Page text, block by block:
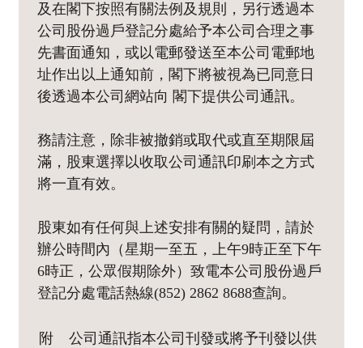
及在閣下按照有關法例及規則，另行透過本
公司股份過戶登記分處給予本公司合理之事
先書面通知，或以電郵發送至本公司電郵地
址作出以上通知前，閣下將被視為已同意日
後透過本公司網站向 閣下提供公司通訊。
務請注意，除非被撤銷或取代或直至期限屆
滿，股東選擇以收取公司通訊印刷本之方式
將一直有效。
股東如有任何與上述安排有關的疑問，請於
辦公時間內（星期一至五，上午9時正至下午
6時正，公眾假期除外）致電本公司股份過戶
登記分處電話熱線(852) 2862 8688查詢。
附
公司通訊指本公司刊發或將予刊發以供